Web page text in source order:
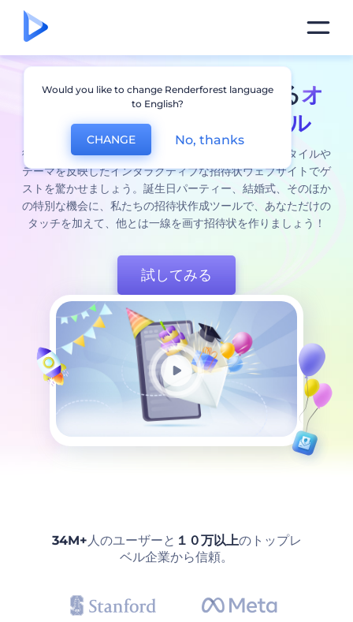
あらゆるシーンに対応するオ
ンライン招待状作成ツール
従来の退屈な招待状とはおさらばして、イベントのスタイルや
テーマを反映したインタラクティブな招待状ウェブサイトでゲ
ストを驚かせましょう。誕生日パーティー、結婚式、そのほか
の特別な機会に、私たちの招待状作成ツールで、あなただけの
タッチを加えて、他とは一線を画す招待状を作りましょう！
試してみる
34M+人のユーザーと １０万以上のトップレ
ベル企業から信頼。
Would you like to change Renderforest language
to English?
CHANGE No, thanks